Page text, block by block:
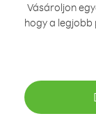
Vásároljon
hogy a legjobb